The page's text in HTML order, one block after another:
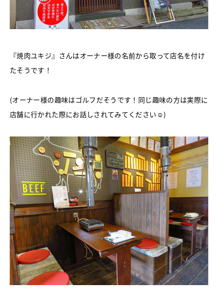
『焼肉ユキジ』さんはオーナー様の名前から取って店名を付け
たそうです！
(オーナー様の趣味はゴルフだそうです！同じ趣味の方は実際に
店舗に行かれた際にお話しされてみてください☺)